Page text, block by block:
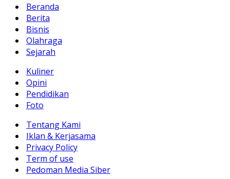
Beranda
Berita
Bisnis
Olahraga
Sejarah
Kuliner
Opini
Pendidikan
Foto
Tentang Kami
Iklan & Kerjasama
Privacy Policy
Term of use
Pedoman Media Siber